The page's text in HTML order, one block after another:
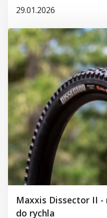
29.01.2026
Maxxis Dissector II -
do rychla